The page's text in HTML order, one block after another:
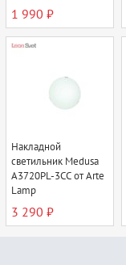
1 990 ₽
Накладной
светильник Medusa
A3720PL-3CC от Arte
Lamp
3 290 ₽